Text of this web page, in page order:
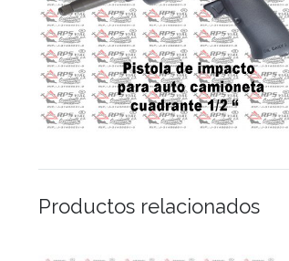
Productos relacionados